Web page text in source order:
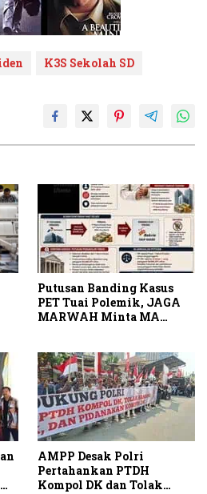
K3S Sekolah SD
Putusan Banding Kasus
PET Tuai Polemik, JAGA
MARWAH Minta MA
AMPP Desak Polri
Pertahankan PTDH
Kompol DK dan Tolak